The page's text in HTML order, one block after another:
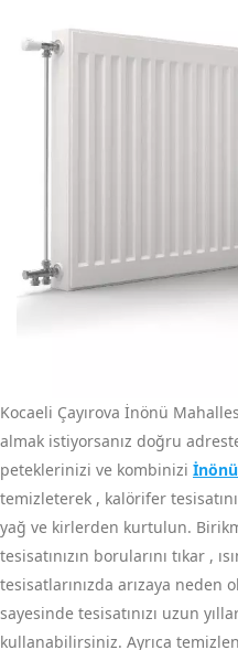
Kocaeli Çayırova İnönü
almak istiyorsanız doğru
peteklerinizi ve kombinizi İnönü
temizleterek , kalörifer
yağ ve kirlerden kurtulun.
tesisatınızın borularını tıkar ,
tesisatlarınızda arızaya
sayesinde tesisatınızı uzun
kullanabilirsiniz. Ayrıca